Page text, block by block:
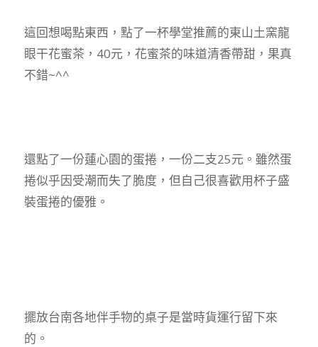
這回想喝點東西，點了一杯學堂推薦的東山土窯龍
眼干花蜜茶，40元，花蜜茶的味道清香帶甜，果真
不錯~^^
還點了一份蓮心園的蛋捲，一份二支25元。雖然蛋
捲似乎因受潮而失了脆度，但自己很喜歡用杯子盛
裝蛋捲的優雅。
擺放台南各地伴手物的桌子是當時貨運行留下來
的。